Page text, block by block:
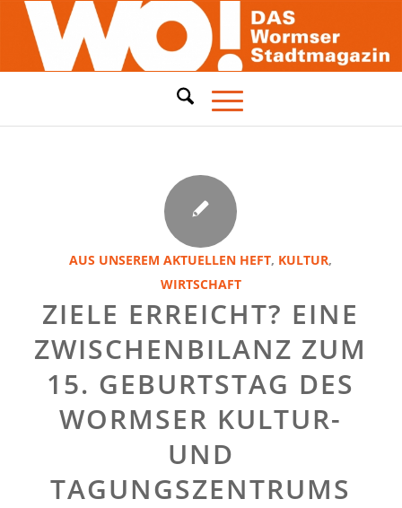
AUS UNSEREM AKTUELLEN HEFT, KULTUR,
WIRTSCHAFT
ZIELE ERREICHT? EINE
ZWISCHENBILANZ ZUM
15. GEBURTSTAG DES
WORMSER KULTUR-
UND
TAGUNGSZENTRUMS